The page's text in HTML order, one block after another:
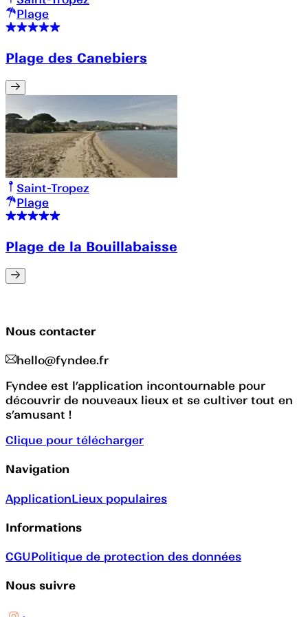
Plage
Plage des Canebiers
Saint-Tropez
Plage
Plage de la Bouillabaisse
Nous contacter
hello@fyndee.fr
Fyndee est l’application incontournable pour
découvrir de nouveaux lieux et se cultiver tout en
s’amusant !
Clique pour télécharger
Navigation
ApplicationLieux populaires
Informations
CGUPolitique de protection des données
Nous suivre